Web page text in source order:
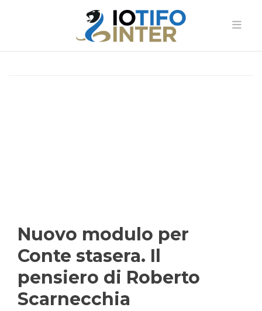
Nuovo modulo per
Conte stasera. Il
pensiero di Roberto
Scarnecchia